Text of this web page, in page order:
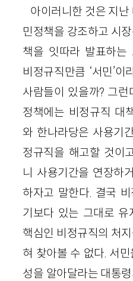
아이러니한 것은 지
민정책을 강조하고 시
책을 잇따라 발표하는
비정규직만큼 ‘서민’
사람들이 있을까? 그
정책에는 비정규직 대
와 한나라당은 사용기
정규직을 해고할 것이
니 사용기간을 연장하
하자고 말한다. 결국
기보다 있는 그대로 유
핵심인 비정규직의 처
혀 찾아볼 수 없다. 서
성을 알아달라는 대통